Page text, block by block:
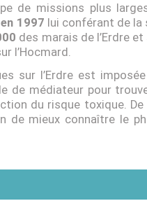
de missions plus
1997 lui conférant de la
des marais de l’Erdre
l’Hocmard.
sur l’Erdre est
de médiateur pour
du risque toxique. De
de mieux connaître le